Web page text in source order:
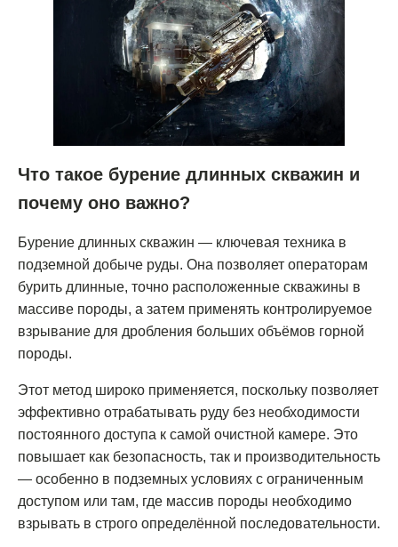
Что такое бурение длинных скважин и
почему оно важно?
Бурение длинных скважин — ключевая техника в
подземной добыче руды. Она позволяет операторам
бурить длинные, точно расположенные скважины в
массиве породы, а затем применять контролируемое
взрывание для дробления больших объёмов горной
породы.
Этот метод широко применяется, поскольку позволяет
эффективно отрабатывать руду без необходимости
постоянного доступа к самой очистной камере. Это
повышает как безопасность, так и производительность
— особенно в подземных условиях с ограниченным
доступом или там, где массив породы необходимо
взрывать в строго определённой последовательности.